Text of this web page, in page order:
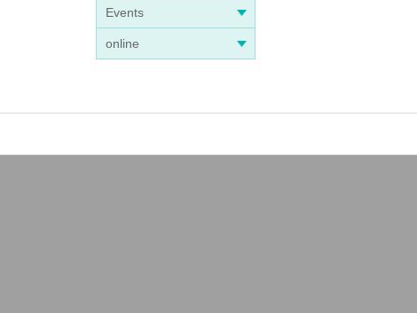
Events
online